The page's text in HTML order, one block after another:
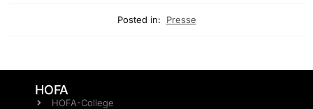
Posted in: Presse
HOFA
HOFA-College